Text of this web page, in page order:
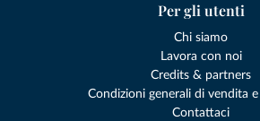
Per gli utenti
Chi siamo
Lavora con noi
Credits & partners
Condizioni generali di vendita
Contattaci